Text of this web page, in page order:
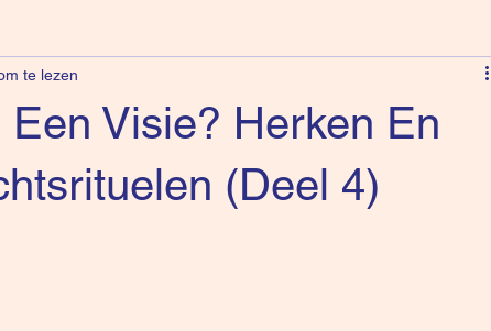
Visie? Herken En
(Deel 4)
te lezen